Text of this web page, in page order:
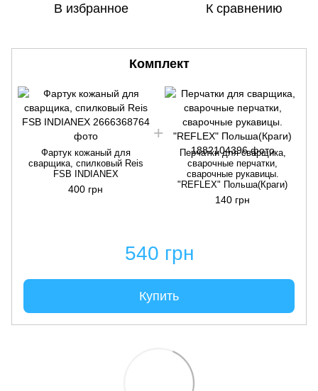
В избранное К сравнению
Комплект
Фартук кожаный для
сварщика, спилковый Reis
FSB INDIANEX
400 грн
Перчатки для сварщика,
сварочные перчатки,
сварочные рукавицы.
"REFLEX" Польша(Краги)
140 грн
540 грн
Купить